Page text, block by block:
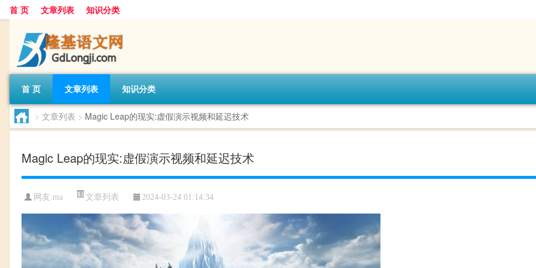
首 页 文章列表 知识分类
首 页 文章列表 知识分类
> 文章列表 > Magic Leap的现实:虚假演示视频和延迟技术
Magic Leap的现实:虚假演示视频和延迟技术
网友:ma 文章列表 2024-03-24 01:14:34